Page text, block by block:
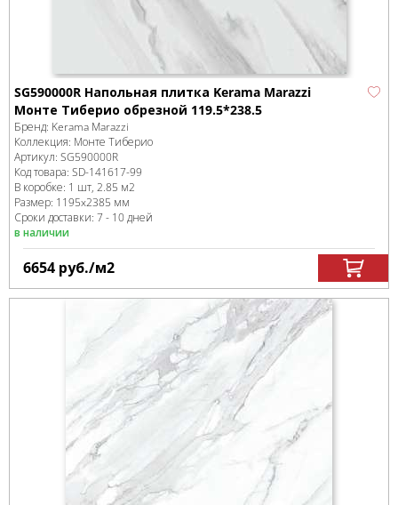
SG590000R Напольная плитка Kerama Marazzi
Монте Тиберио обрезной 119.5*238.5
Бренд: Kerama Marazzi
Коллекция: Монте Тиберио
Артикул: SG590000R
Код товара: SD-141617-99
В коробке: 1 шт, 2.85 м2
Размер: 1195x2385 мм
Сроки доставки: 7 - 10 дней
в наличии
6654 руб./м2